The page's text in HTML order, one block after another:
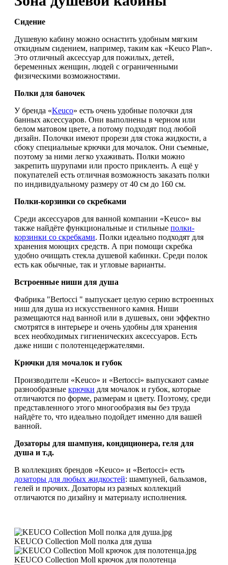
Сидение
Душевую кабину можно оснастить удобным мягким
откидным сидением, например, таким как «Keuco Plan».
Это отличный аксессуар для пожилых, детей,
беременных женщин, людей с ограниченными
физическими возможностями.
Полки для баночек
У бренда «Keuco» есть очень удобные полочки для
банных аксессуаров. Они выполнены в черном или
белом матовом цвете, а потому подходят под любой
дизайн. Полочки имеют прорези для стока жидкости, а
сбоку специальные крючки для мочалок. Они съемные,
поэтому за ними легко ухаживать. Полки можно
закрепить шурупами или просто приклеить. А ещё у
покупателей есть отличная возможность заказать полки
по индивидуальному размеру от 40 см до 160 см.
Полки-корзинки со скребками
Среди аксессуаров для ванной компании «Keuco» вы
также найдёте функциональные и стильные полки-
корзинки со скребками. Полки идеально подходят для
хранения моющих средств. А при помощи скребка
удобно очищать стекла душевой кабинки. Среди полок
есть как обычные, так и угловые варианты.
Встроенные ниши для душа
Фабрика "Bertocci " выпускает целую серию встроенных
ниш для душа из искусственного камня. Ниши
размещаются над ванной или в душевых, они эффектно
смотрятся в интерьере и очень удобны для хранения
всех необходимых гигиенических аксессуаров. Есть
даже ниши с полотенцедержателями.
Крючки для мочалок и губок
Производители «Keuco» и «Bertocci» выпускают самые
разнообразные крючки для мочалок и губок, которые
отличаются по форме, размерам и цвету. Поэтому, среди
представленного этого многообразия вы без труда
найдёте то, что идеально подойдет именно для вашей
ванной.
Дозаторы для шампуня, кондиционера, геля для
душа и т.д.
В коллекциях брендов «Keuco» и «Bertocci» есть
дозаторы для любых жидкостей: шампуней, бальзамов,
гелей и прочих. Дозаторы из разных коллекций
отличаются по дизайну и материалу исполнения.
KEUCO Collection Moll полка для душа
KEUCO Collection Moll крючок для полотенца